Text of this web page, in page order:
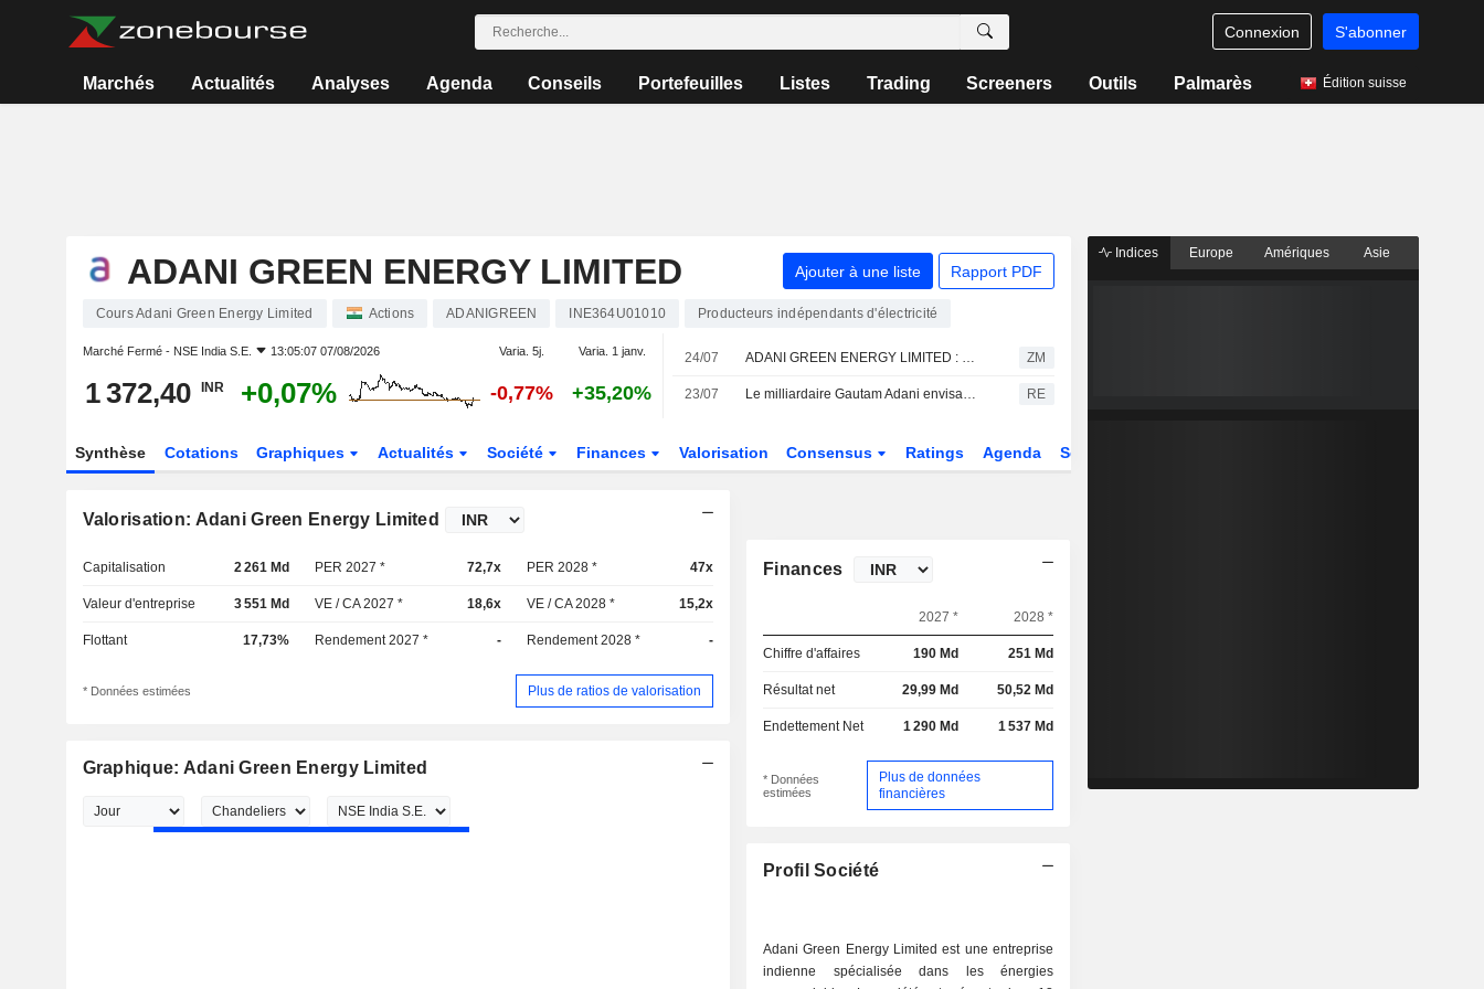
Connexion S'abonner
Marchés Actualités Analyses Agenda Conseils Portefeuilles Listes Trading Screeners Outils Palmarès Édition suisse
ADANI GREEN ENERGY LIMITED Ajouter à une liste Rapport PDF
Cours Adani Green Energy Limited Actions ADANIGREEN INE364U01010 Producteurs indépendants d'électricité
Marché Fermé - NSE India S.E. 13:05:07 07/08/2026 Varia. 5j. Varia. 1 janv.
1 372,40 INR +0,07% -0,77% +35,20%
24/07 ADANI GREEN ENERGY LIMITED : Jefferies & Co. maintient sa recommandation à l'achat ZM
23/07 Le milliardaire Gautam Adani envisage de lancer une compagnie aérienne : tour d'horizon de son empire RE
Synthèse Cotations Graphiques Actualités Société Finances Valorisation Consensus Ratings Agenda Secteur
Valorisation: Adani Green Energy Limited
Capitalisation 2 261 Md PER 2027 * 72,7x PER 2028 * 47x
Valeur d'entreprise 3 551 Md VE / CA 2027 * 18,6x VE / CA 2028 * 15,2x
Flottant 17,73% Rendement 2027 * - Rendement 2028 * -
* Données estimées Plus de ratios de valorisation
Graphique: Adani Green Energy Limited
Finances
2027 * 2028 *
Chiffre d'affaires 190 Md 251 Md
Résultat net 29,99 Md 50,52 Md
Endettement Net 1 290 Md 1 537 Md
* Données
estimées
Plus de données
financières
Profil Société
Adani Green Energy Limited est une entreprise
indienne spécialisée dans les énergies
Indices Europe Amériques Asie